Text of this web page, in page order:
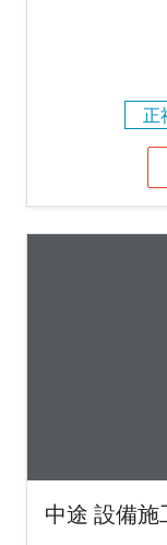
正
中途 設備施